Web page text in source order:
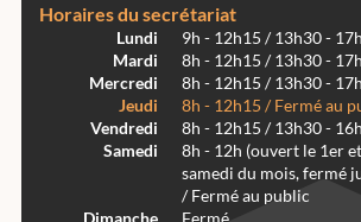
Horaires du secrétariat
Lundi
9h - 12h15 / 13h30 -
Mardi
8h - 12h15 / 13h30 -
Mercredi
8h - 12h15 / 13h30 -
Jeudi
8h - 12h15 / Fermé au
Vendredi
8h - 12h15 / 13h30 -
Samedi
8h - 12h (ouvert le 1er
samedi du mois, fermé
/ Fermé au public
Dimanche
Fermé